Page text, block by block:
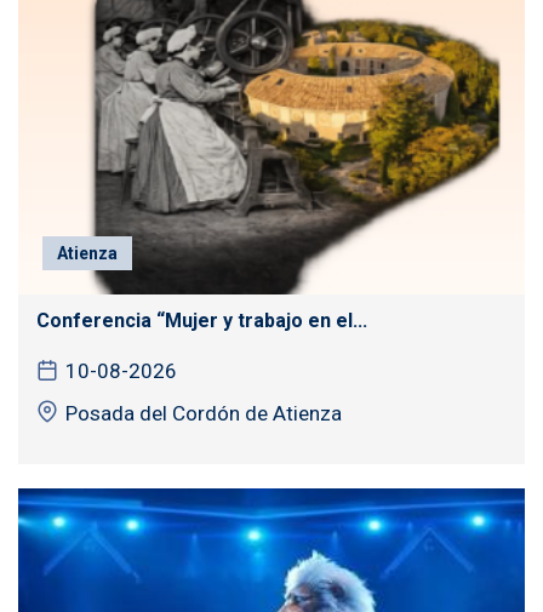
Atienza
Conferencia “Mujer y trabajo en el...
10-08-2026
Posada del Cordón de Atienza